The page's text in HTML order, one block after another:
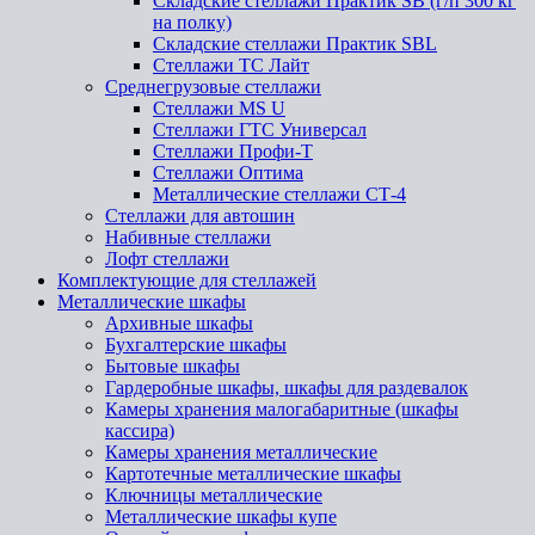
на полку)
Складские стеллажи Практик SBL
Стеллажи ТС Лайт
Среднегрузовые стеллажи
Стеллажи MS U
Стеллажи ГТС Универсал
Стеллажи Профи-Т
Стеллажи Оптима
Металлические стеллажи СТ-4
Стеллажи для автошин
Набивные стеллажи
Лофт стеллажи
Комплектующие для стеллажей
Металлические шкафы
Архивные шкафы
Бухгалтерские шкафы
Бытовые шкафы
Гардеробные шкафы, шкафы для раздевалок
Камеры хранения малогабаритные (шкафы
кассира)
Камеры хранения металлические
Картотечные металлические шкафы
Ключницы металлические
Металлические шкафы купе